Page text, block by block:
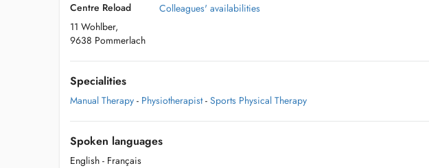
Centre Reload
11 Wohlber,
9638 Pommerlach
Colleagues' availabilities
Specialities
Manual Therapy - Physiotherapist - Sports Physical Therapy
Spoken languages
English - Français